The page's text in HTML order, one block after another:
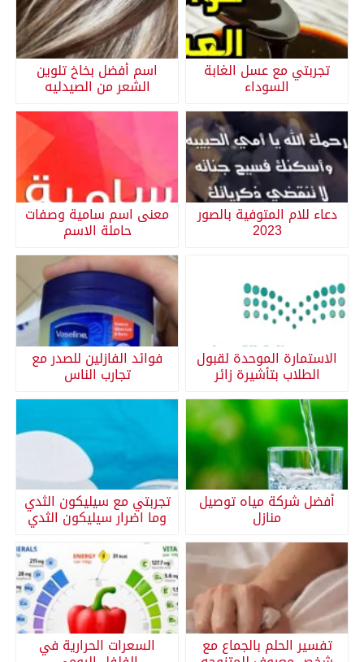
تجربتي مع عسل الغابة
السوداء
اسم أفضل بخاخ تلوين
الشعر من الصيدليه
دعاء للام المتوفية بالصور
2023
معنى اسم سامية وصفات
حاملة الاسم
الاستمارة الموحدة لقبول
الطلاب بتأشيرة زائر
فوائد الفازلين للصدر مع
تجارب الناس
أفضل شركة مياه توصيل
منازل
تجربتي مع سيليكون الثدي
وما اضرار سيليكون الثدي
تفسير الحلم بالجماع مع السعرات الحرارية في